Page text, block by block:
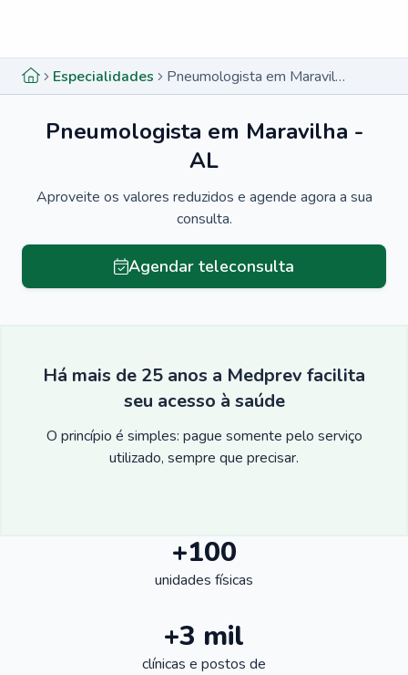
Especialidades Pneumologista em Maravilha - AL
Pneumologista em Maravilha -
AL
Aproveite os valores reduzidos e agende agora a sua
consulta.
Agendar teleconsulta
Há mais de 25 anos a Medprev facilita
seu acesso à saúde
O princípio é simples: pague somente pelo serviço
utilizado, sempre que precisar.
+100
unidades físicas
+3 mil
clínicas e postos de